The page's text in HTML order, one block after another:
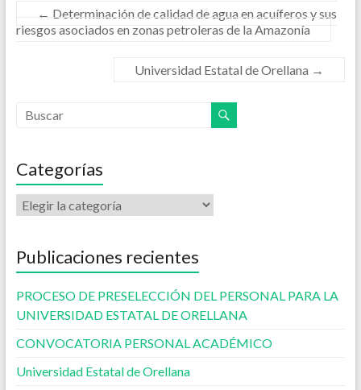
← Determinación de calidad de agua en acuíferos y sus
riesgos asociados en zonas petroleras de la Amazonía
Universidad Estatal de Orellana →
Categorías
Publicaciones recientes
PROCESO DE PRESELECCIÓN DEL PERSONAL PARA LA
UNIVERSIDAD ESTATAL DE ORELLANA
CONVOCATORIA PERSONAL ACADÉMICO
Universidad Estatal de Orellana